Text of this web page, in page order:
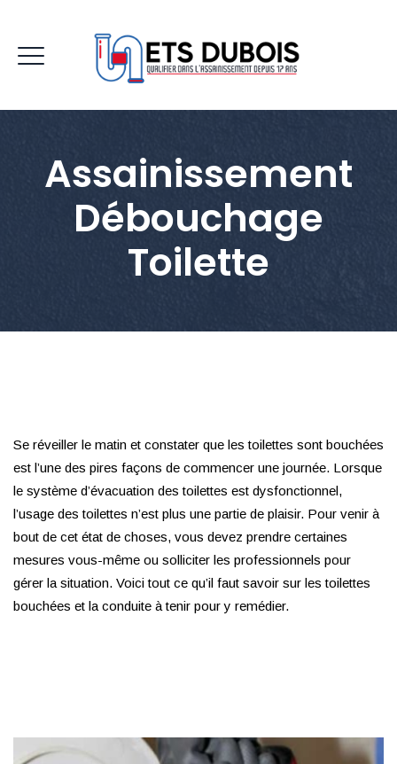
Assainissement
Débouchage
Toilette
Se réveiller le matin et constater que les toilettes sont bouchées
est l’une des pires façons de commencer une journée. Lorsque
le système d’évacuation des toilettes est dysfonctionnel,
l’usage des toilettes n’est plus une partie de plaisir. Pour venir à
bout de cet état de choses, vous devez prendre certaines
mesures vous-même ou solliciter les professionnels pour
gérer la situation. Voici tout ce qu’il faut savoir sur les toilettes
bouchées et la conduite à tenir pour y remédier.